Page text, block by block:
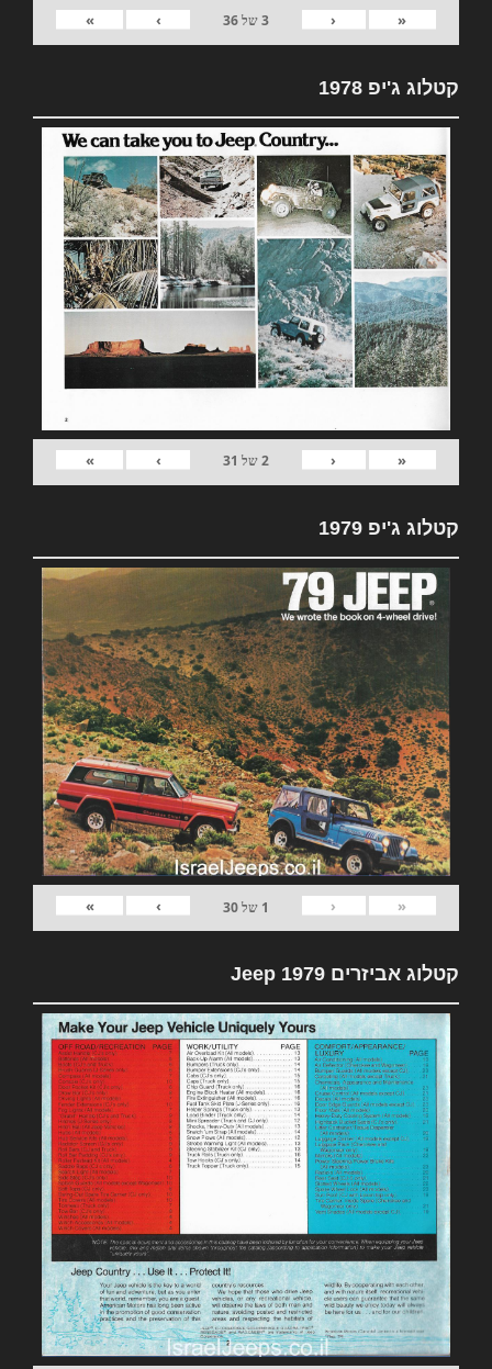
«
‹
3של36
›
»
קטלוג ג'יפ 1978
«
‹
2של 31
›
»
קטלוג ג'יפ 1979
«
‹
1 של30
›
»
קטלוג אביזרים 1979 Jeep